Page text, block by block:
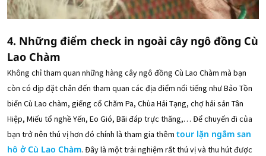
4. Những điểm check in ngoài cây ngô đồng Cù
Lao Chàm
Không chỉ tham quan những hàng cây ngô đồng Cù Lao Chàm mà bạn
còn có dịp đặt chân đến tham quan các địa điểm nổi tiếng như Bảo Tồn
biển Cù Lao chàm, giếng cổ Chăm Pa, Chùa Hải Tạng, chợ hải sản Tân
Hiệp, Miếu tổ nghề Yến, Eo Gió, Bãi đáp trực thăng,… Để chuyến đi của
bạn trở nên thú vị hơn đó chính là tham gia thêm tour lặn ngắm san
hô ở Cù Lao Chàm. Đây là một trải nghiệm rất thú vị và thu hút được